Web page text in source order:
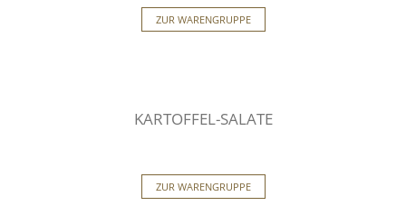
ZUR WARENGRUPPE
KARTOFFEL-SALATE
ZUR WARENGRUPPE